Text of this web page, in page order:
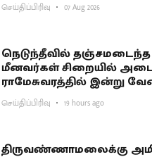
செய்திப்பிரிவு 07 Aug 2026
நெடுந்தீவில் தஞ்சமடைந்த
மீனவர்கள் சிறையில்
ராமேசுவரத்தில் இன்று
செய்திப்பிரிவு 19 hours ago
திருவண்ணாமலைக்கு